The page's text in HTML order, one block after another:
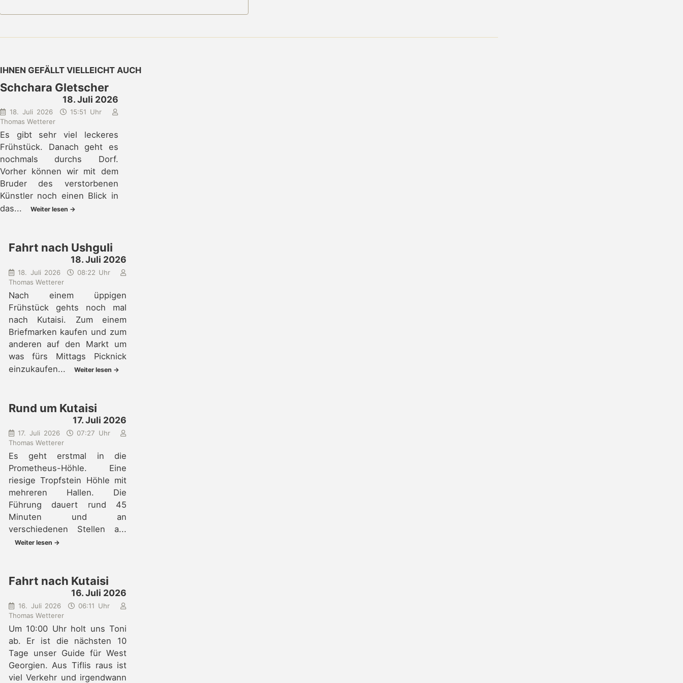
IHNEN GEFÄLLT VIELLEICHT AUCH
Schchara Gletscher
18. Juli 2026
18. Juli 2026
15:51 Uhr
Thomas Wetterer
Es gibt sehr viel leckeres
Frühstück. Danach geht es
nochmals durchs Dorf.
Vorher können wir mit dem
Bruder des verstorbenen
Künstler noch einen Blick in
das...
Weiter lesen →
Fahrt nach Ushguli
18. Juli 2026
18. Juli 2026
08:22 Uhr
Thomas Wetterer
Nach einem üppigen
Frühstück gehts noch mal
nach Kutaisi. Zum einem
Briefmarken kaufen und zum
anderen auf den Markt um
was fürs Mittags Picknick
einzukaufen...
Weiter lesen →
Rund um Kutaisi
17. Juli 2026
17. Juli 2026
07:27 Uhr
Thomas Wetterer
Es geht erstmal in die
Prometheus-Höhle. Eine
riesige Tropfstein Höhle mit
mehreren Hallen. Die
Führung dauert rund 45
Minuten und an
verschiedenen Stellen a...
Weiter lesen →
Fahrt nach Kutaisi
16. Juli 2026
16. Juli 2026
06:11 Uhr
Thomas Wetterer
Um 10:00 Uhr holt uns Toni
ab. Er ist die nächsten 10
Tage unser Guide für West
Georgien. Aus Tiflis raus ist
viel Verkehr und irgendwann